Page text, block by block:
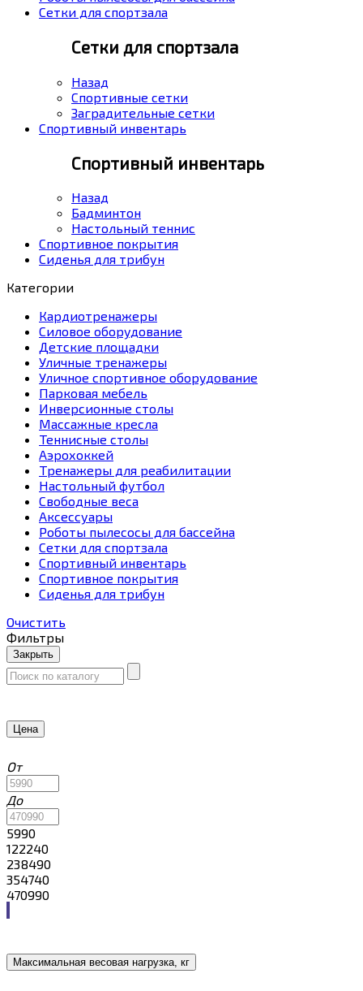
Сетки для спортзала
Сетки для спортзала
Назад
Спортивные сетки
Заградительные сетки
Спортивный инвентарь
Спортивный инвентарь
Назад
Бадминтон
Настольный теннис
Спортивное покрытия
Сиденья для трибун
Категории
Кардиотренажеры
Силовое оборудование
Детские площадки
Уличные тренажеры
Уличное спортивное оборудование
Парковая мебель
Инверсионные столы
Массажные кресла
Теннисные столы
Аэрохоккей
Тренажеры для реабилитации
Настольный футбол
Свободные веса
Аксессуары
Роботы пылесосы для бассейна
Сетки для спортзала
Спортивный инвентарь
Спортивное покрытия
Сиденья для трибун
Очистить
Фильтры
Закрыть
Цена
От
До
5990
122240
238490
354740
470990
Максимальная весовая нагрузка, кг